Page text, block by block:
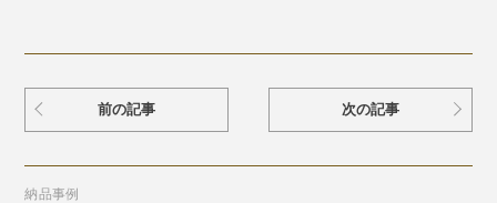
前の記事 次の記事
納品事例